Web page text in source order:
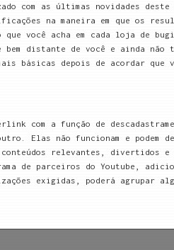
com as últimas novidades
na maneira em que os
você acha em cada loja de
distante de você e ainda não
básicas depois de acordar que
com a função de
Elas não funcionam e podem
relevantes, divertidos
de parceiros do Youtube,
exigidas, poderá agrupar